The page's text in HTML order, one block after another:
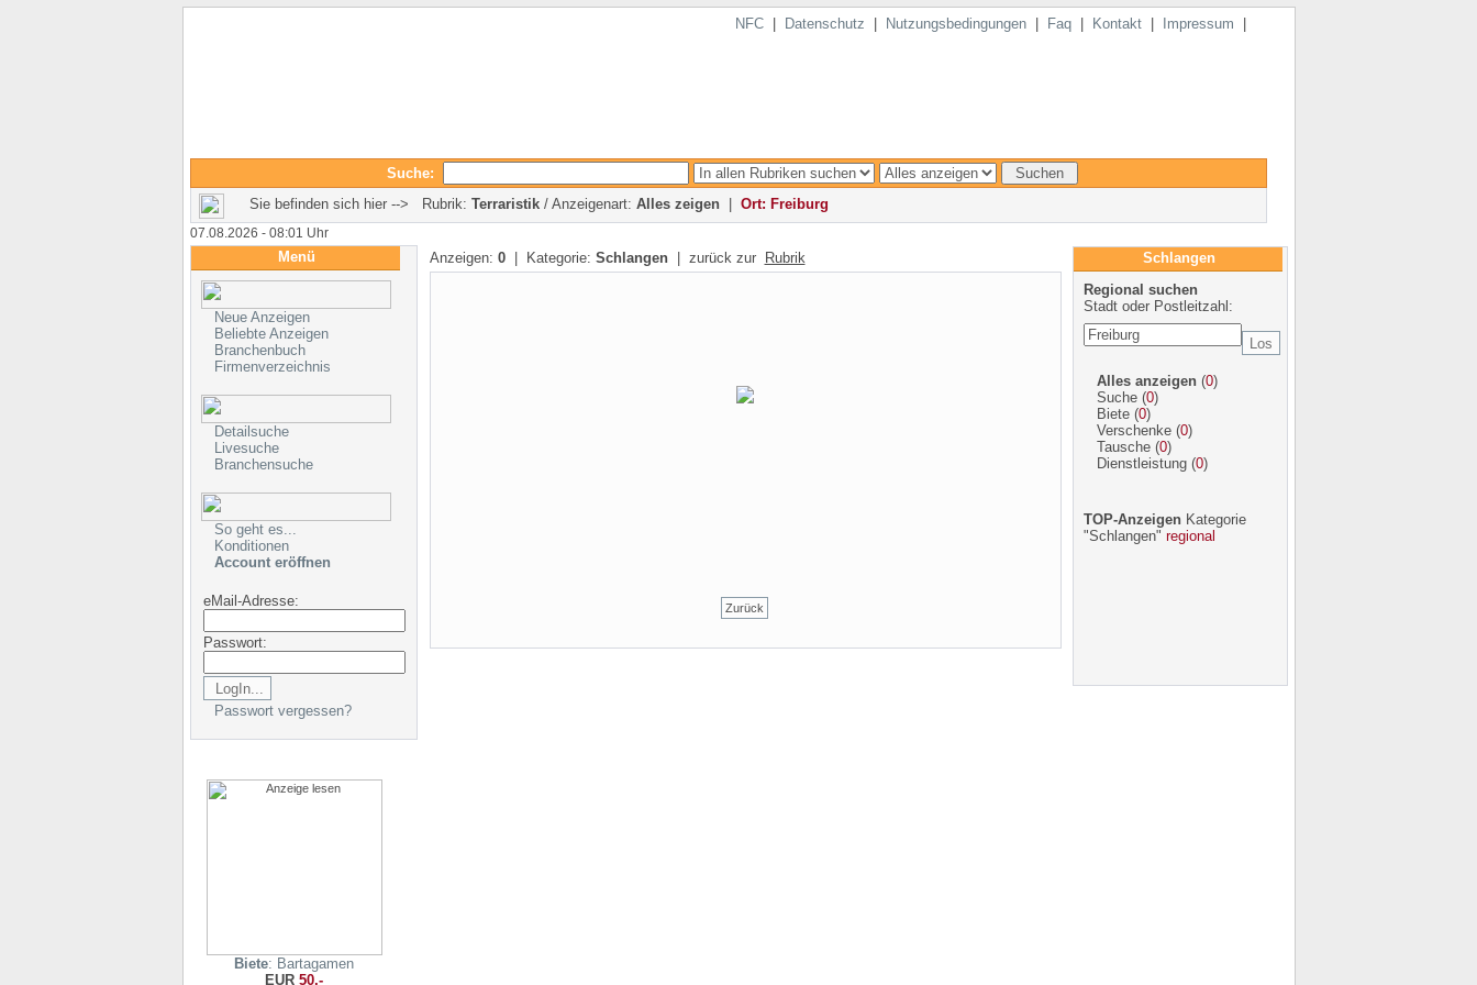
NFC| Datenschutz Nutzungsbedingungen| Faq| Kontakt| Impressum
Suche:
Sie befinden sich hier --> Rubrik: Terraristik/ Anzeigenart: Alles zeigen| Ort: Freiburg
07.08.2026 - 08:01 Uhr
Menü
Neue Anzeigen
Beliebte Anzeigen
Branchenbuch
Firmenverzeichnis
Detailsuche
Livesuche
Branchensuche
So geht es...
Konditionen
Account eröffnen
eMail-Adresse:
Passwort:
Passwort vergessen?
Biete: Bartagamen
EUR 50,-
Anzeigen: 0| Kategorie: Schlangen| zurück zur Rubrik
Zurück
Schlangen
Regional suchen
Stadt oder Postleitzahl:
Alles anzeigen(0)
Suche(0)
Biete(0)
Verschenke(0)
Tausche(0)
Dienstleistung(0)
TOP-AnzeigenKategorie
"Schlangen" regional